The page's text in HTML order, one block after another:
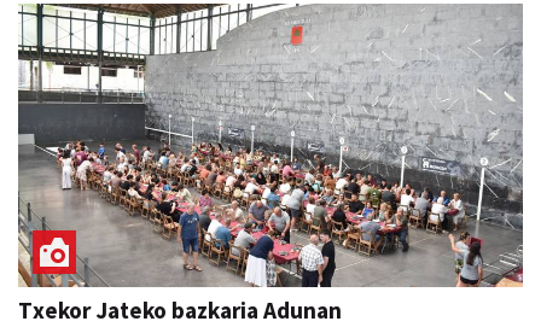
Txekor Jateko bazkaria Adunan